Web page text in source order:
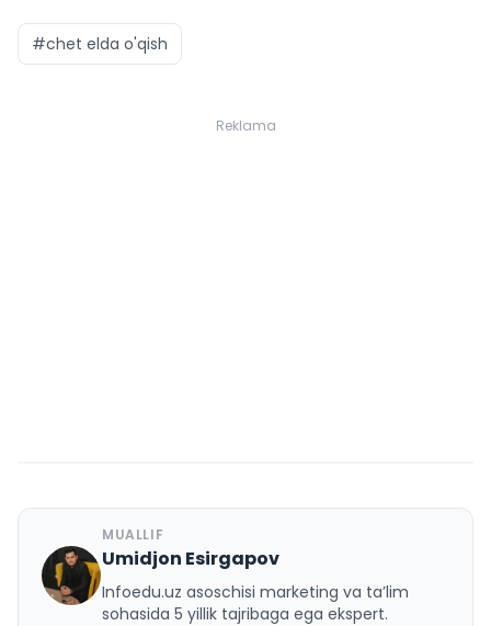
#chet elda o'qish
Reklama
U
MUALLIF
Umidjon Esirgapov
Infoedu.uz asoschisi marketing va ta’lim
sohasida 5 yillik tajribaga ega ekspert.